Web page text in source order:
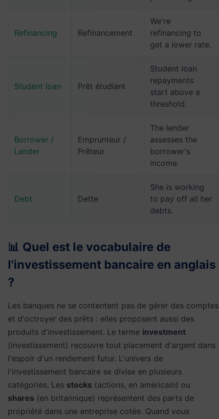
Refinancing Refinancement
We're
refinancing to
get a lower rate.
Student loan Prêt étudiant
Student loan
repayments
start above a
threshold.
Borrower /
Lender
Emprunteur /
Prêteur
The lender
assesses the
borrower's
income.
Debt Dette
She is working
to pay off all her
debts.
📊 Quel est le vocabulaire de
l'investissement bancaire en anglais
?
Les banques ne se contentent pas de gérer des comptes
et d'octroyer des prêts : elles proposent aussi des
produits d'investissement. Le terme investment
(investissement) recouvre tout placement d'argent dans
l'espoir d'un rendement futur. L'univers de
l'investissement bancaire se divise en plusieurs
catégories. Les stocks (actions, en américain) ou
shares (en britannique) représentent des parts de
propriété dans une entreprise cotée. Quand vous